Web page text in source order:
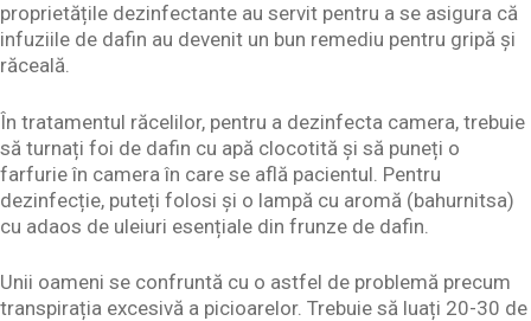
proprietățile dezinfectante au servit pentru a se asigura că
infuziile de dafin au devenit un bun remediu pentru gripă și
răceală.
În tratamentul răcelilor, pentru a dezinfecta camera, trebuie
să turnați foi de dafin cu apă clocotită și să puneți o
farfurie în camera în care se află pacientul. Pentru
dezinfecție, puteți folosi și o lampă cu aromă (bahurnitsa)
cu adaos de uleiuri esențiale din frunze de dafin.
Unii oameni se confruntă cu o astfel de problemă precum
transpirația excesivă a picioarelor. Trebuie să luați 20-30 de